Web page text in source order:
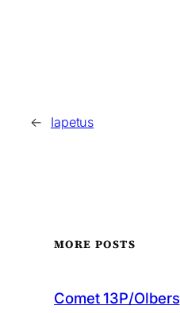
← Iapetus
MORE POSTS
Comet 13P/Olbers